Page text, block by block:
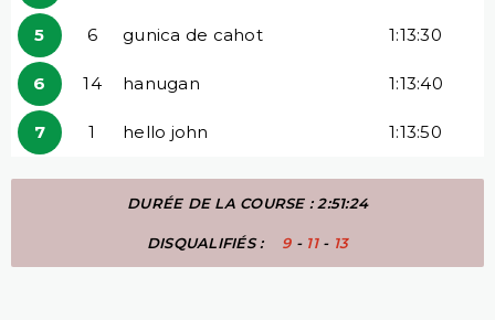
5 6 gunica de cahot 1:13:30
6 14 hanugan 1:13:40
7 1 hello john 1:13:50
DURÉE DE LA COURSE : 2:51:24
DISQUALIFIÉS : 9- 11- 13